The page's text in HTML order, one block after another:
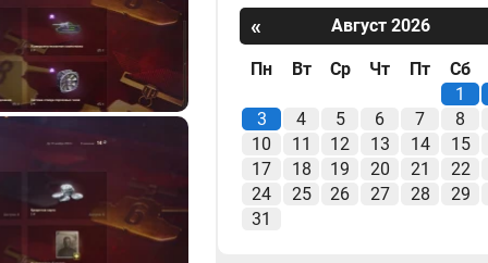
«
Август 2026
Пн Вт Ср Чт Пт
Сб
1
3
4 5 6 7
8
10
11 12 13 14
15
17
18 19 20 21
22
24
25 26 27 28
29
31